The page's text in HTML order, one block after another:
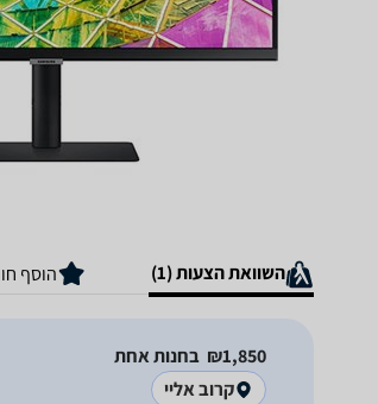
השוואת הצעות (1) הוסף
1,850‏₪
בחנות אחת
קרוב אליי